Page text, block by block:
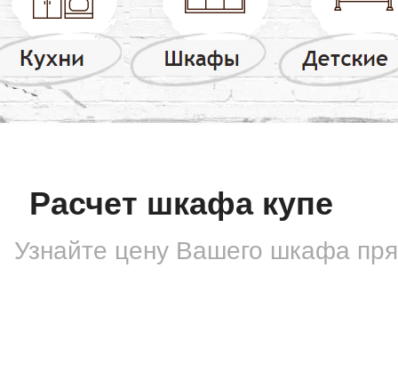
Расчет шкафа купе
Узнайте цену Вашего шкафа